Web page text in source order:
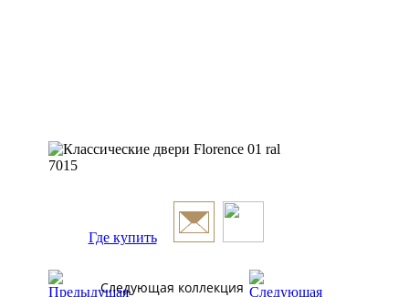
Где купить
Следующая коллекция